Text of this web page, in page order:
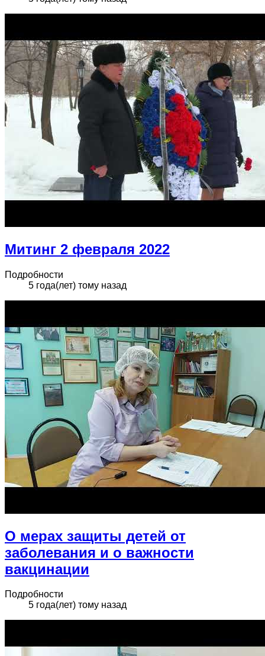
Митинг 2 февраля 2022
Подробности
5 года(лет) тому назад
О мерах защиты детей от
заболевания и о важности
вакцинации
Подробности
5 года(лет) тому назад